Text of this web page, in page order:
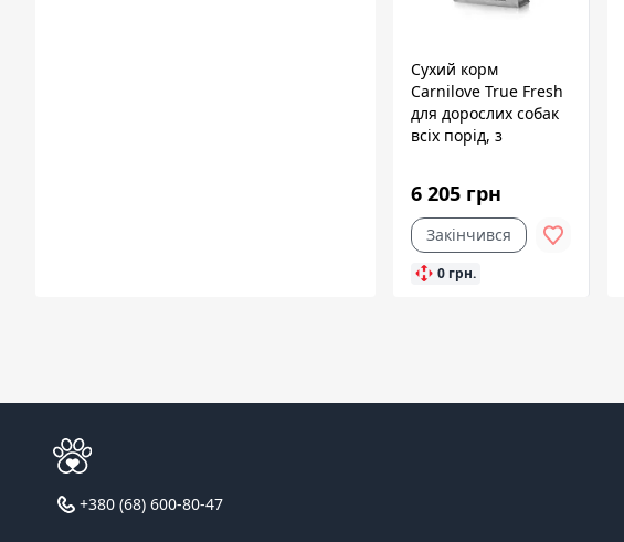
Сухий корм
Carnilove True Fresh
для дорослих собак
всіх порід, з
6 205 грн
Закінчився
0 грн.
+380 (68) 600-80-47